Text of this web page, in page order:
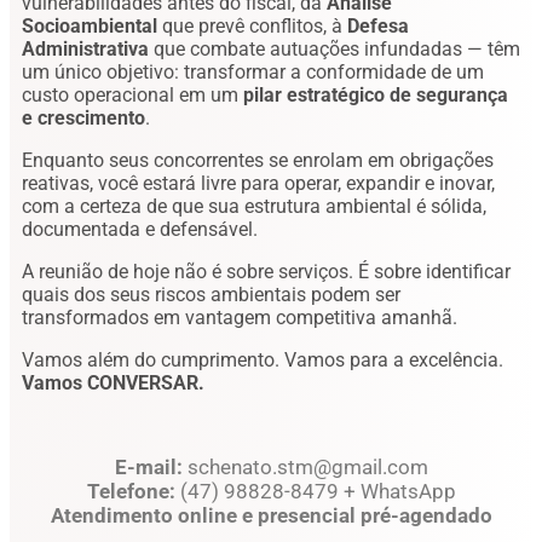
Socioambiental que prevê conflitos, à Defesa
Administrativa que combate autuações infundadas — têm
um único objetivo: transformar a conformidade de um
custo operacional em um pilar estratégico de segurança
e crescimento.
Enquanto seus concorrentes se enrolam em obrigações
reativas, você estará livre para operar, expandir e inovar,
com a certeza de que sua estrutura ambiental é sólida,
documentada e defensável.
A reunião de hoje não é sobre serviços. É sobre identificar
quais dos seus riscos ambientais podem ser
transformados em vantagem competitiva amanhã.
Vamos além do cumprimento. Vamos para a excelência.
Vamos CONVERSAR.
E-mail: schenato.stm@gmail.com
Telefone: (47) 98828-8479 + WhatsApp
Atendimento online e presencial pré-agendado